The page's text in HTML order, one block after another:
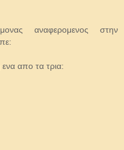
αναφερομενος στην
απο τα τρια: